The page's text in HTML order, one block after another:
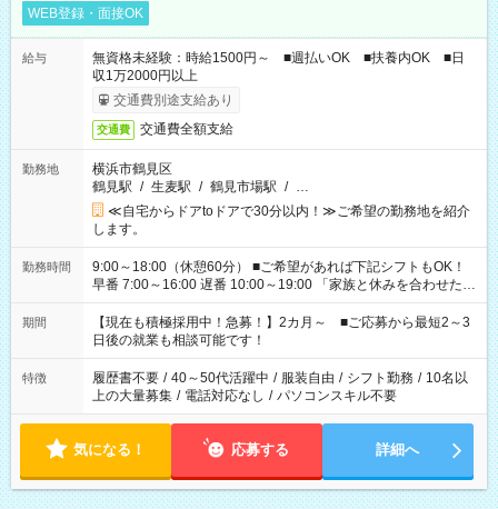
WEB登録・面接OK
給与
無資格未経験：時給1500円～ ■週払いOK ■扶養内OK ■日
収1万2000円以上
交通費別途支給あり
交通費 交通費全額支給
勤務地
横浜市鶴見区
鶴見駅 / 生麦駅 / 鶴見市場駅 / …
≪自宅からドアtoドアで30分以内！≫ご希望の勤務地を紹介
します。
勤務時間
9:00～18:00（休憩60分） ■ご希望があれば下記シフトもOK！
早番 7:00～16:00 遅番 10:00～19:00 「家族と休みを合わせた
い」 「余裕を持って夕飯の準備がしたい」 「できれば残業はし
たくない」 など、ご希望を教えてくださいね。 ※Wワーク希望
の方へ 今ご覧のお仕事で希望する勤務時間と、もう1つのお仕事
の勤務時間。 合計で週40時間を超える場合は応募できません。
期間
【現在も積極採用中！急募！】2カ月～ ■ご応募から最短2～3
日後の就業も相談可能です！
特徴 履歴書不要 / 40～50代活躍中 / 服装自由 / シフト勤務 / 10名以
上の大量募集 / 電話対応なし / パソコンスキル不要
気になる！ 応募する 詳細へ